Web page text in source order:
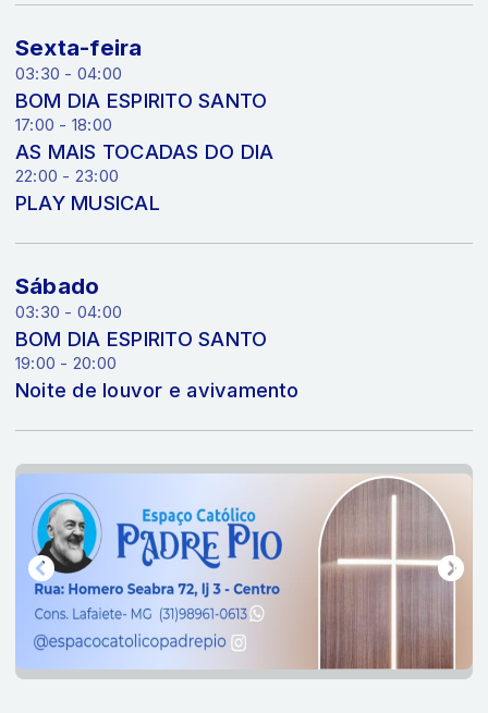
Sexta-feira
03:30 - 04:00
BOM DIA ESPIRITO SANTO
17:00 - 18:00
AS MAIS TOCADAS DO DIA
22:00 - 23:00
PLAY MUSICAL
Sábado
03:30 - 04:00
BOM DIA ESPIRITO SANTO
19:00 - 20:00
Noite de louvor e avivamento